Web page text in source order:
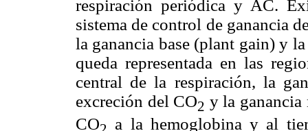
respiración periódica y AC.
sistema de control de ganancia
la ganancia base (plant gain) y
queda representada en las
central de la respiración, la
excreción del CO2 y la
CO
a la hemoglobina y al